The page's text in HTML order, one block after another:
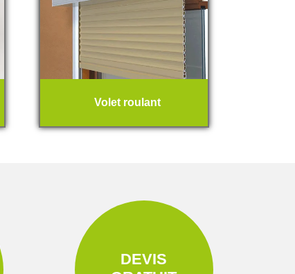
Volet roulant
DEVIS